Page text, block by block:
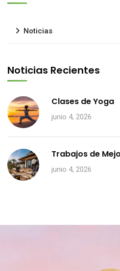
Noticias
Noticias Recientes
Clases de Yoga
junio 4, 2026
Trabajos de
junio 4, 2026